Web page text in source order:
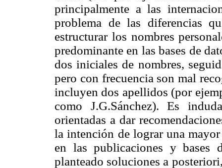
principalmente a las
problema de las diferencias
estructurar los nombres
predominante en las bases de
dos iniciales de nombres,
pero con frecuencia son mal
incluyen dos apellidos (por
como J.G.Sánchez). Es
orientadas a dar
la intención de lograr una
en las publicaciones y bases
planteado soluciones a